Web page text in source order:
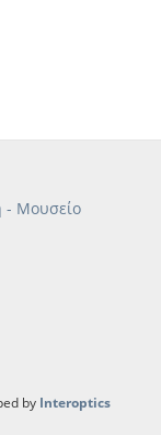
- Μουσείο
by Interoptics